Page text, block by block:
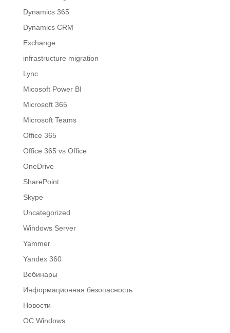
Dynamics 365
Dynamics CRM
Exchange
infrastructure migration
Lync
Micosoft Power BI
Microsoft 365
Microsoft Teams
Office 365
Office 365 vs Office
OneDrive
SharePoint
Skype
Uncategorized
Windows Server
Yammer
Yandex 360
Вебинары
Информационная безопасность
Новости
ОС Windows